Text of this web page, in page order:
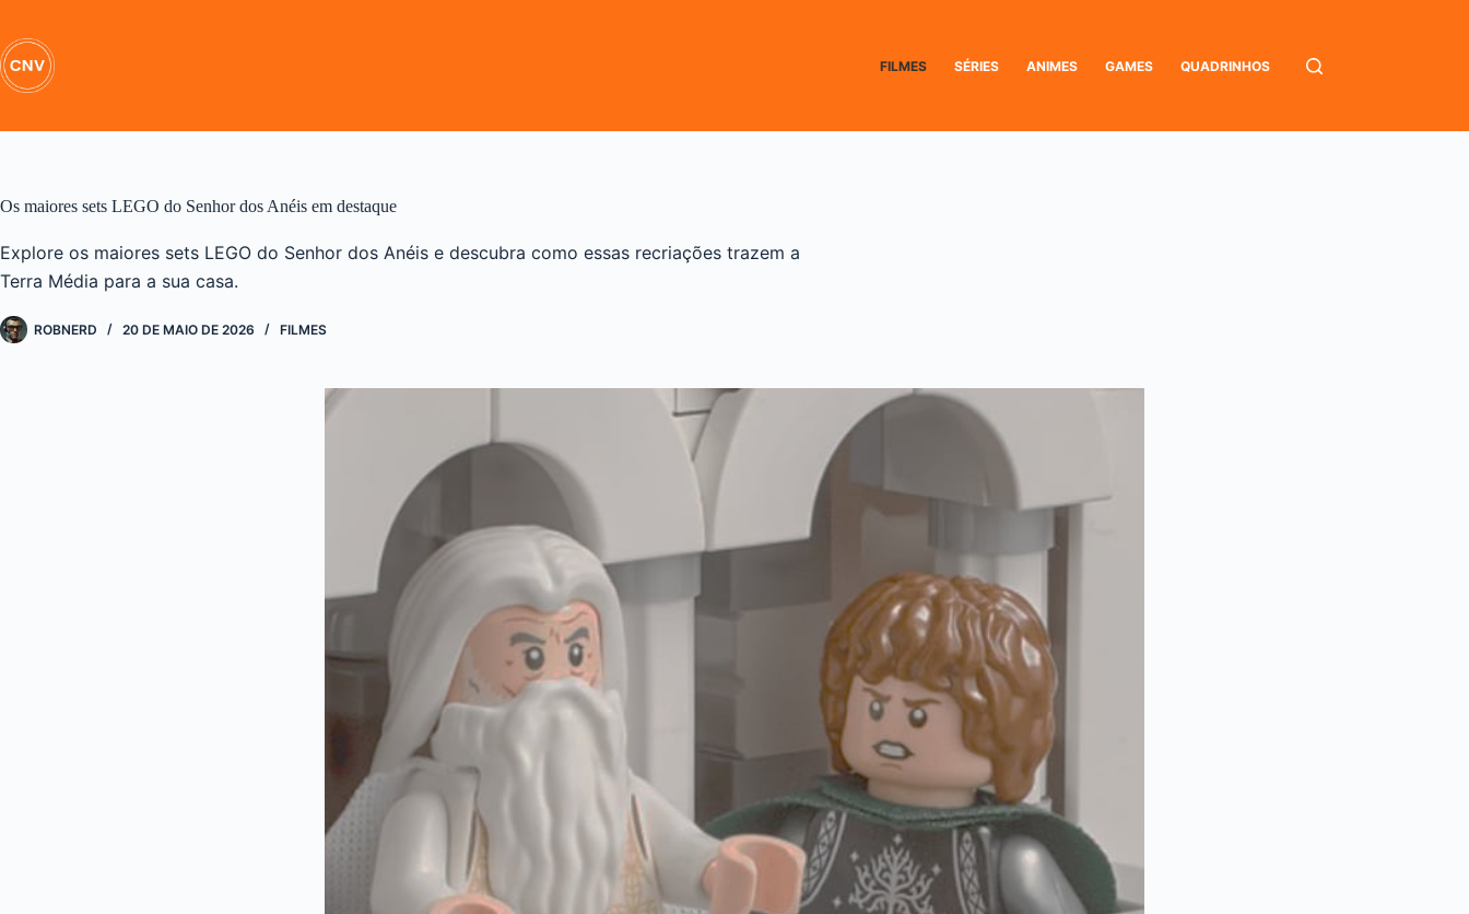
o
conteúdo
FILMES SÉRIES ANIMES GAMES QUADRINHOS
Os maiores sets LEGO do Senhor dos Anéis em destaque
Explore os maiores sets LEGO do Senhor dos Anéis e descubra como essas recriações trazem a
Terra Média para a sua casa.
ROBNERD 20 DE MAIO DE 2026 FILMES